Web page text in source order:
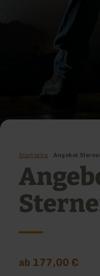
Startseite Angebot
ab 177,00 €